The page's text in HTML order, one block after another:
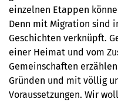
einzelnen Etappen
Denn mit Migration sind
Geschichten verknüpft.
einer Heimat und vom
Gemeinschaften
Gründen und mit völlig
Voraussetzungen. Wir